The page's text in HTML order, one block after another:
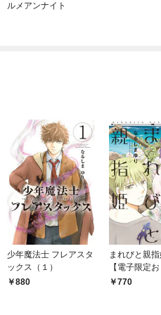
ルメアンナイト
少年魔法士 フレアスタ
ックス（１）
880
まれびと親指
【電子限定
き】770